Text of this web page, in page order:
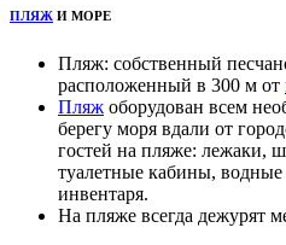
ПЛЯЖ И МОРЕ
Пляж: собственный
расположенный в 300 м от
Пляж оборудован всем
берегу моря вдали от
гостей на пляже: лежаки,
туалетные кабины, водные
инвентаря.
На пляже всегда дежурят